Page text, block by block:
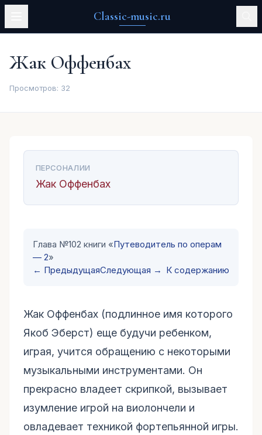
Classic-music.ru
Жак Оффенбах
Просмотров: 32
ПЕРСОНАЛИИ
Жак Оффенбах
Глава №102 книги «Путеводитель по операм
— 2»
← ПредыдущаяСледующая → К содержанию
Жак Оффенбах (подлинное имя которого
Якоб Эберст) еще будучи ребенком,
играя, учится обращению с некоторыми
музыкальными инструментами. Он
прекрасно владеет скрипкой, вызывает
изумление игрой на виолончели и
овладевает техникой фортепьянной игры.